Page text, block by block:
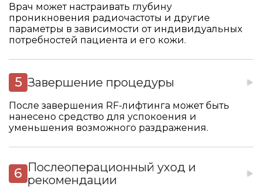
Врач может настраивать глубину
проникновения радиочастоты и другие
параметры в зависимости от индивидуальных
потребностей пациента и его кожи.
Завершение процедуры
После завершения RF-лифтинга может быть
нанесено средство для успокоения и
уменьшения возможного раздражения.
Послеоперационный уход и
рекомендации